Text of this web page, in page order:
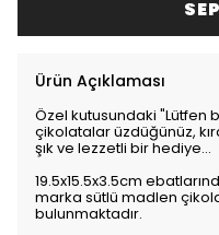
Ürün Açıklaması
Özel kutusundaki "Lütfen
çikolatalar üzdüğünüz,
şık ve lezzetli bir hediye...
19.5x15.5x3.5cm
marka sütlü madlen
bulunmaktadır.